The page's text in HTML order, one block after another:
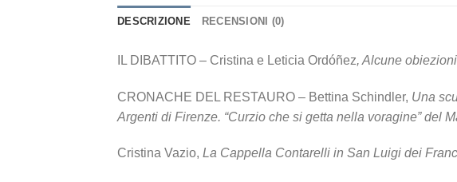
DESCRIZIONE RECENSIONI (0)
IL DIBATTITO – Cristina e Leticia Ordóñez, Alcune
CRONACHE DEL RESTAURO – Bettina Schindler, Una
Argenti di Firenze. “Curzio che si getta nella voragine” del
Cristina Vazio, La Cappella Contarelli in San Luigi dei